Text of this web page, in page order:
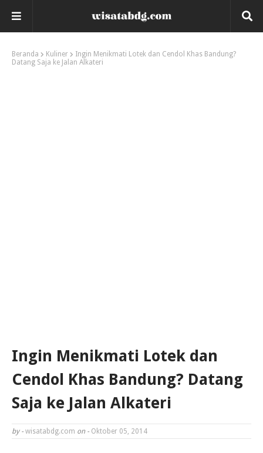
Beranda Kuliner
Ingin Menikmati Lotek dan Cendol Khas Bandung?
Datang Saja ke Jalan Alkateri
Ingin Menikmati Lotek dan
Cendol Khas Bandung? Datang
Saja ke Jalan Alkateri
by - wisatabdg.com on - Oktober 05, 2014